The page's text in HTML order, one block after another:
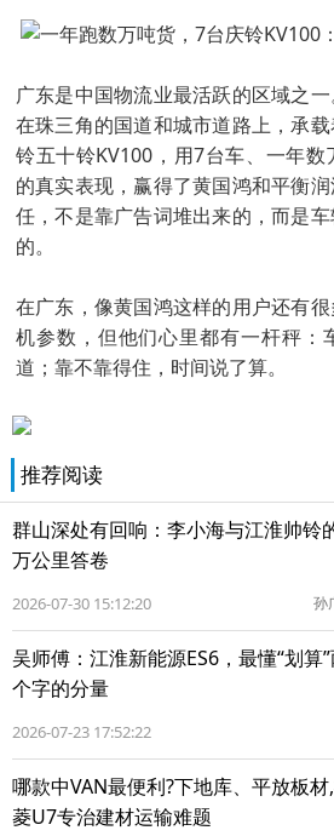
广东是中国物流业最活跃的区域之
在珠三角的国道和城市道路上，承
铃五十铃KV100，用7台车、一年
的真实表现，赢得了黄国鸿和平衡
任，不是靠广告词堆出来的，而是
的。
在广东，像黄国鸿这样的用户还有
机参数，但他们心里都有一杆秤：
道；靠不靠得住，时间说了算。
推荐阅读
群山深处有回响：李小海与江淮帅铃
万公里答卷
2026-07-30 15:12:20 孙
吴师傅：江淮新能源ES6，最懂“划算
个字的分量
2026-07-23 17:52:22
哪款中VAN最便利?下地库、平放板材
菱U7专治建材运输难题